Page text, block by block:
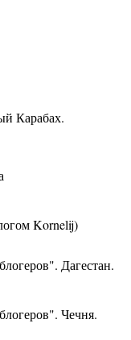
Карабах.
Kornelij)
Дагестан.
Чечня.